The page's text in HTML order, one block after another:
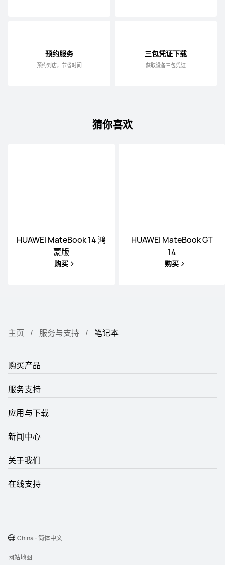
预约服务
预约到店，节省时间
三包凭证下载
获取设备三包凭证
猜你喜欢
HUAWEI MateBook 14 鸿
蒙版
购买
HUAWEI MateBook GT
14
购买
主页 服务与支持 笔记本
购买产品
服务支持
应用与下载
新闻中心
关于我们
在线支持
网站地图
China - 简体中文